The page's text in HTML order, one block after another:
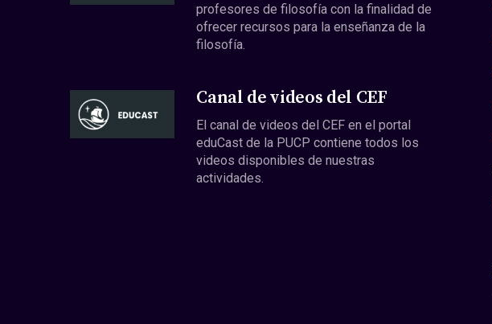
profesores de filosofía con la finalidad de
ofrecer recursos para la enseñanza de la
filosofía.
Canal de videos del CEF
El canal de videos del CEF en el portal
eduCast de la PUCP contiene todos los
videos disponibles de nuestras
actividades.